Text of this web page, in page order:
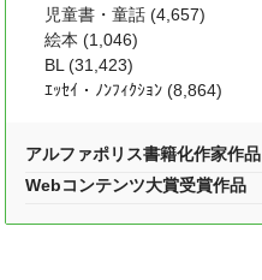
児童書・童話 (4,657)
絵本 (1,046)
BL (31,423)
ｴｯｾｲ・ﾉﾝﾌｨｸｼｮﾝ (8,864)
アルファポリス書籍化作家作品
Webコンテンツ大賞受賞作品